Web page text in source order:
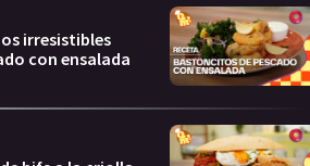
irresistibles
con ensalada